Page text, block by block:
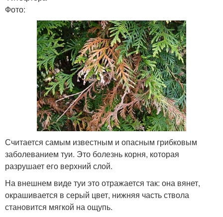
Фото:
Считается самым известным и опасным грибковым
заболеванием туи. Это болезнь корня, которая
разрушает его верхний слой.
На внешнем виде туи это отражается так: она вянет,
окрашивается в серый цвет, нижняя часть ствола
становится мягкой на ощупь.